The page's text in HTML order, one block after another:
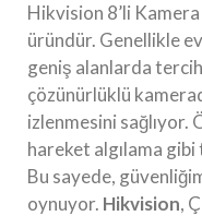
Hikvision 8’li
üründür. Genellikle
geniş alanlarda
çözünürlüklü
izlenmesini sağlıyor.
hareket algılama
Bu sayede,
oynuyor. Hikvision,